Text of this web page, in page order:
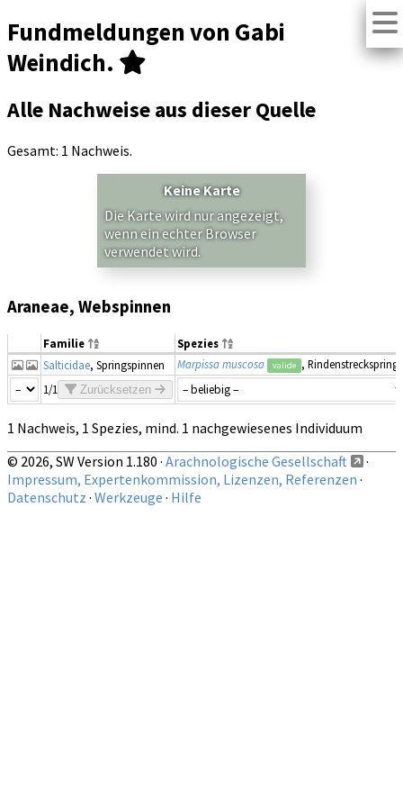
Fundmeldungen von Gabi
Weindich.
Alle Nachweise aus dieser Quelle
Gesamt: 1 Nachweis.
Keine Karte
Die Karte wird nur angezeigt,
wenn ein echter Browser
verwendet wird.
Araneae, Webspinnen
Familie
Spezies
Salticidae, Springspinnen Marpissa muscosa valide ,
1/1
Zurücksetzen
1 Nachweis, 1 Spezies, mind. 1 nachgewiesenes Individuum
© 2026, SW Version 1.180 · Arachnologische Gesellschaft
·
Impressum, Expertenkommission, Lizenzen, Referenzen ·
Datenschutz · Werkzeuge · Hilfe